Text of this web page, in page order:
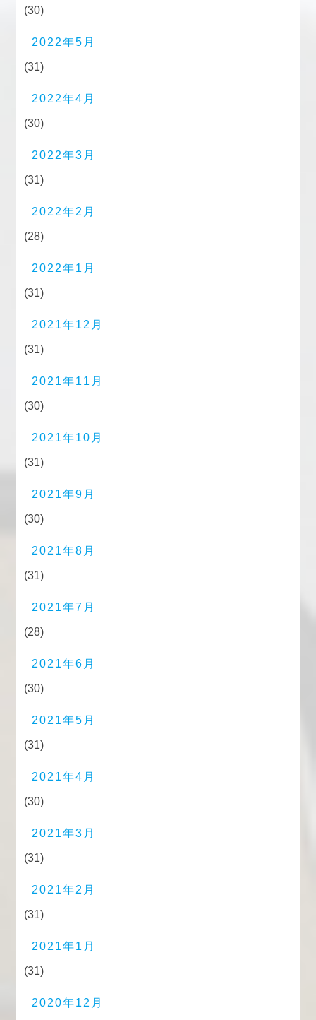
(30)
2022年5月
(31)
2022年4月
(30)
2022年3月
(31)
2022年2月
(28)
2022年1月
(31)
2021年12月
(31)
2021年11月
(30)
2021年10月
(31)
2021年9月
(30)
2021年8月
(31)
2021年7月
(28)
2021年6月
(30)
2021年5月
(31)
2021年4月
(30)
2021年3月
(31)
2021年2月
(31)
2021年1月
(31)
2020年12月